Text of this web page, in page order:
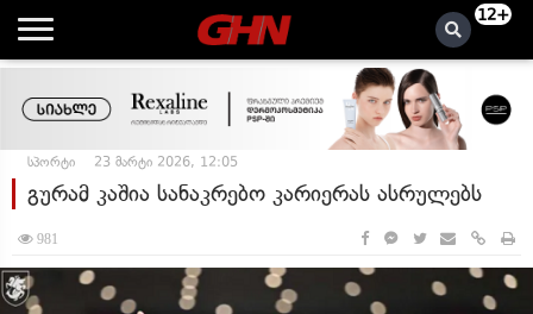
12+
სპორტი 23 მარტი 2026, 12:05
გურამ კაშია სანაკრებო კარიერას ასრულებს
981